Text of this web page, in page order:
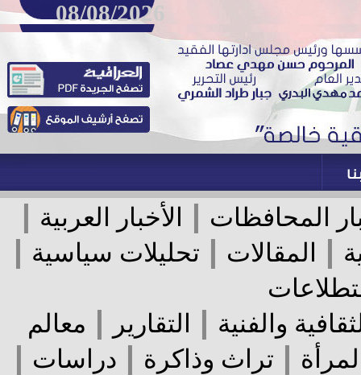
08/08/2026
المحافظات| الأخبار العربية|
| المقالات| تحليلات سياسية|
والفنية| التقارير|
معالم
| تراث وذاكرة | دراسات|